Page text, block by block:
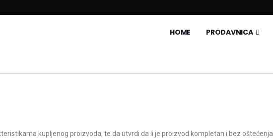
HOME PRODAVNICA
kupljenog proizvoda, te da utvrdi da li je proizvod kompletan i bez oštećenja.